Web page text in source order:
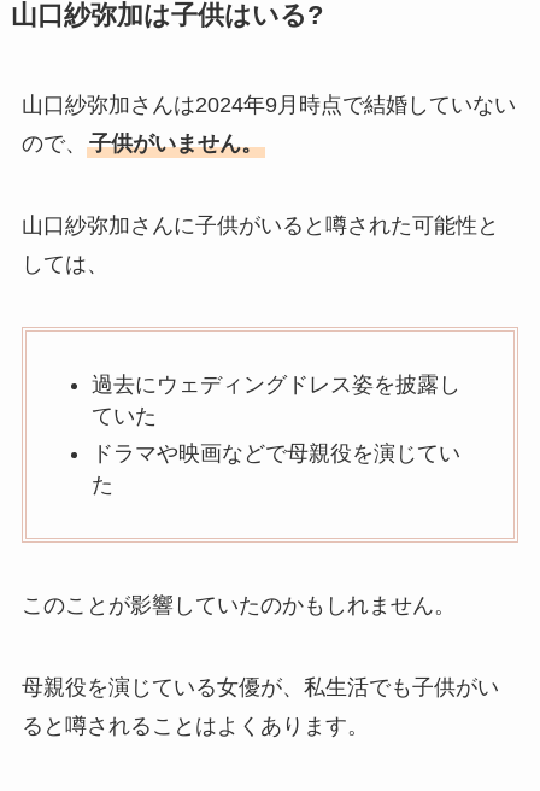
山口紗弥加は子供はいる?
山口紗弥加さんは2024年9月時点で結婚していない
ので、 子供がいません。
山口紗弥加さんに子供がいると噂された可能性と
しては、
過去にウェディングドレス姿を披露し
ていた
ドラマや映画などで母親役を演じてい
た
このことが影響していたのかもしれません。
母親役を演じている女優が、私生活でも子供がい
ると噂されることはよくあります。